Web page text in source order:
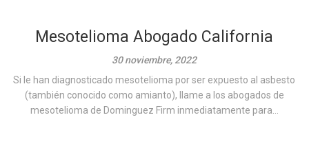
Mesotelioma Abogado California
30 noviembre, 2022
Si le han diagnosticado mesotelioma por ser expuesto al asbesto
(también conocido como amianto), llame a los abogados de
mesotelioma de Dominguez Firm inmediatamente para...